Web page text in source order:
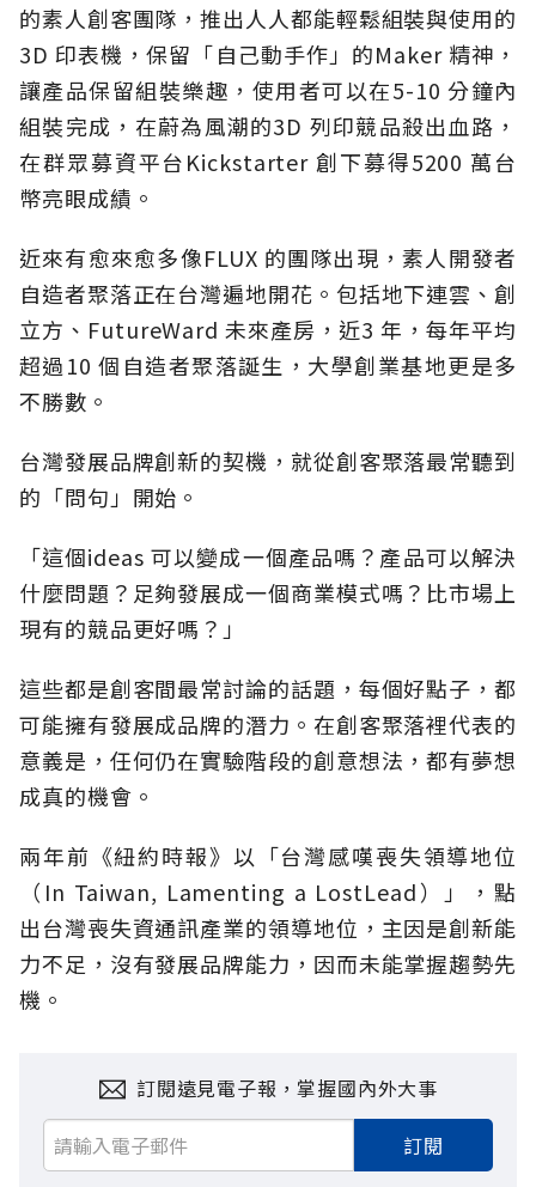
的素人創客團隊，推出人人都能輕鬆組裝與使用的
3D 印表機，保留「自己動手作」的Maker 精神，
讓產品保留組裝樂趣，使用者可以在5-10 分鐘內
組裝完成，在蔚為風潮的3D 列印競品殺出血路，
在群眾募資平台Kickstarter 創下募得5200 萬台
幣亮眼成績。
近來有愈來愈多像FLUX 的團隊出現，素人開發者
自造者聚落正在台灣遍地開花。包括地下連雲、創
立方、FutureWard 未來產房，近3 年，每年平均
超過10 個自造者聚落誕生，大學創業基地更是多
不勝數。
台灣發展品牌創新的契機，就從創客聚落最常聽到
的「問句」開始。
「這個ideas 可以變成一個產品嗎？產品可以解決
什麼問題？足夠發展成一個商業模式嗎？比市場上
現有的競品更好嗎？」
這些都是創客間最常討論的話題，每個好點子，都
可能擁有發展成品牌的潛力。在創客聚落裡代表的
意義是，任何仍在實驗階段的創意想法，都有夢想
成真的機會。
兩年前《紐約時報》以「台灣感嘆喪失領導地位
（In Taiwan, Lamenting a LostLead）」，點
出台灣喪失資通訊產業的領導地位，主因是創新能
力不足，沒有發展品牌能力，因而未能掌握趨勢先
機。
訂閱遠見電子報，掌握國內外大事
訂閱